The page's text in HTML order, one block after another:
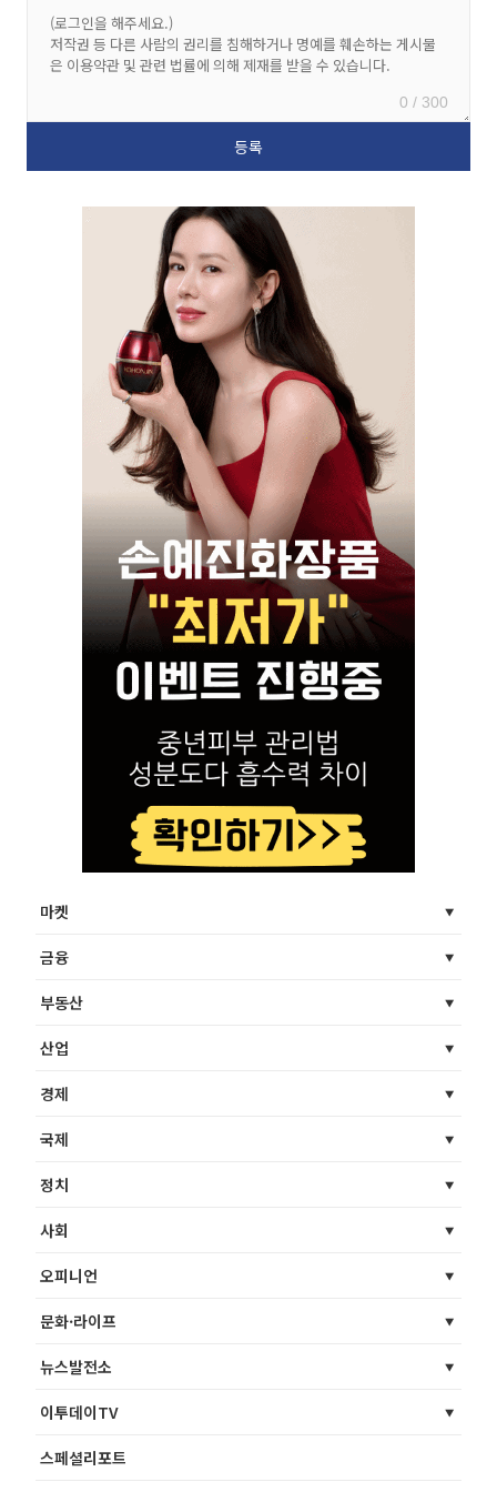
0 / 300
마켓
금융
부동산
산업
경제
국제
정치
사회
오피니언
문화·라이프
뉴스발전소
이투데이TV
스페셜리포트